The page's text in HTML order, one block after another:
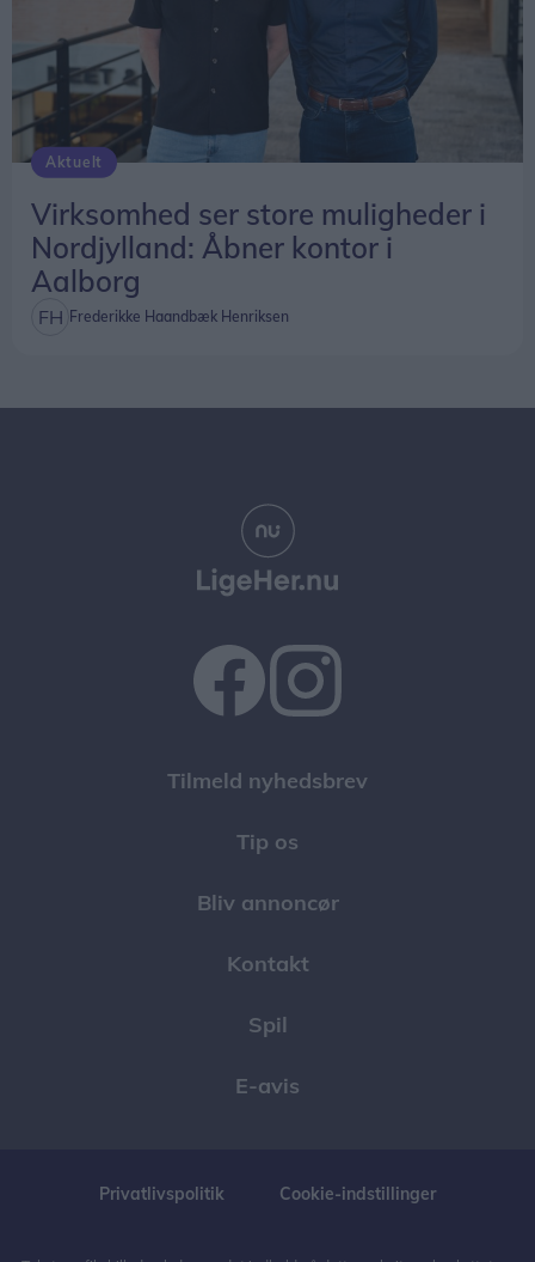
Aktuelt
Virksomhed ser store muligheder i
Nordjylland: Åbner kontor i
Aalborg
Frederikke Haandbæk Henriksen
Tilmeld nyhedsbrev
Tip os
Bliv annoncør
Kontakt
Spil
E-avis
Privatlivspolitik Cookie-indstillinger